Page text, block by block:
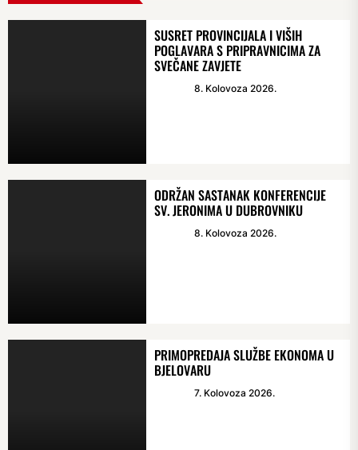
SUSRET PROVINCIJALA I VIŠIH
POGLAVARA S PRIPRAVNICIMA ZA
SVEČANE ZAVJETE
8. Kolovoza 2026.
ODRŽAN SASTANAK KONFERENCIJE
SV. JERONIMA U DUBROVNIKU
8. Kolovoza 2026.
PRIMOPREDAJA SLUŽBE EKONOMA U
BJELOVARU
7. Kolovoza 2026.